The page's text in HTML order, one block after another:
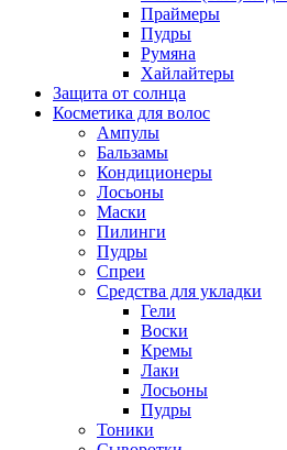
Праймеры
Пудры
Румяна
Хайлайтеры
Защита от солнца
Косметика для волос
Ампулы
Бальзамы
Кондиционеры
Лосьоны
Маски
Пилинги
Пудры
Спреи
Средства для укладки
Гели
Воски
Кремы
Лаки
Лосьоны
Пудры
Тоники